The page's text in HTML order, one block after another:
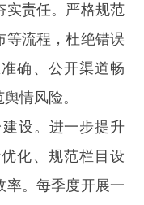
实责任。严格规范
等流程，杜绝错误
确、公开渠道畅
情风险。
设。 进一步提升
化、规范栏目设
率。每季度开展一